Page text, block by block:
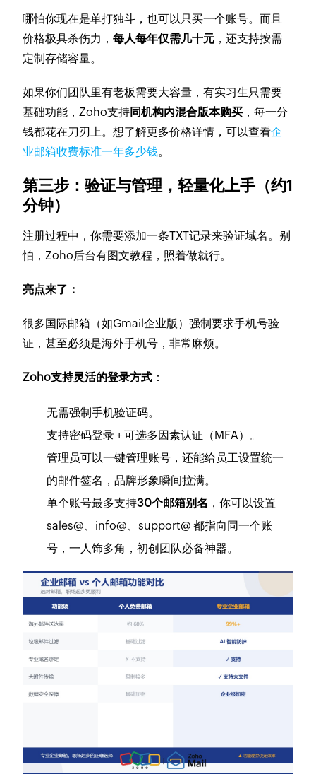
哪怕你现在是单打独斗，也可以只买一个账号。而且
价格极具杀伤力，每人每年仅需几十元 ，还支持按需
定制存储容量。
如果你们团队里有老板需要大容量，有实习生只需要
基础功能，Zoho支持同机构内混合版本购买 ，每一分
钱都花在刀刃上。想了解更多价格详情，可以查看企
业邮箱收费标准一年多少钱。
第三步：验证与管理，轻量化上手（约1
分钟）
注册过程中，你需要添加一条TXT记录来验证域名。别
怕，Zoho后台有图文教程，照着做就行。
亮点来了：
很多国际邮箱（如Gmail企业版）强制要求手机号验
证，甚至必须是海外手机号，非常麻烦。
Zoho支持灵活的登录方式 ：
无需强制手机验证码。
支持密码登录 + 可选多因素认证（MFA）。
管理员可以一键管理账号，还能给员工设置统一
的邮件签名，品牌形象瞬间拉满。
单个账号最多支持30个邮箱别名 ，你可以设置
sales@
info@ 、support@ 都指向同一个账
号，一人饰多角，初创团队必备神器。